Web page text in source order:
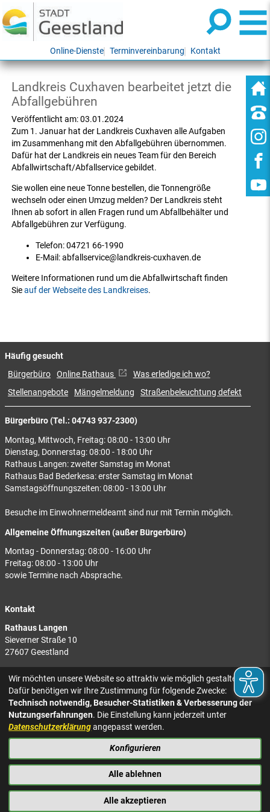
Online-Dienste Terminvereinbarung Kontakt
Landkreis Cuxhaven bearbeitet jetzt die
Abfallgebühren
Veröffentlicht am:03.01.2024
Zum 1. Januar hat der Landkreis Cuxhaven alle Aufgaben
im Zusammenhang mit den Abfallgebühren übernommen.
Dafür hat der Landkreis ein neues Team für den Bereich
Abfallwirtschaft/Abfallservice gebildet.
Sie wollen eine neue Tonne bestellen, die Tonnengröße
wechseln oder einen Umzug melden? Der Landkreis steht
Ihnen ab sofort in allen Fragen rund um Abfallbehälter und
Abfallgebühren zur Verfügung.
Telefon: 04721 66-1990
E-Mail: abfallservice@landkreis-cuxhaven.de
Weitere Informationen rund um die Abfallwirtschaft finden
Sieauf der Webseite des Landkreises.
Bürgerbüro (Tel.: 04743 937-2300)
Montag, Mittwoch, Freitag: 08:00 - 13:00 Uhr
Dienstag, Donnerstag: 08:00 - 18:00 Uhr
Rathaus Langen: zweiter Samstag im Monat
Rathaus Bad Bederkesa: erster Samstag im Monat
Samstagsöffnungszeiten: 08:00 - 13:00 Uhr
Besuche im Einwohnermeldeamt sind nur mit Termin möglich.
Allgemeine Öffnungszeiten (außer Bürgerbüro)
Montag - Donnerstag: 08:00 - 16:00 Uhr
Freitag: 08:00 - 13:00 Uhr
sowie Termine nach Absprache.
Kontakt
Rathaus Langen
Sieverner Straße 10
27607 Geestland
Rathaus Bad Bederkesa
Am Markt 8
27624 Geestland
Tel.: 04743 937-2300
Häufig gesucht
Bürgerbüro Online Rathaus
Was erledige ich wo?
Stellenangebote
Mängelmeldung Straßenbeleuchtung defekt
KONTAKT
IMPRESSUM
DATENSCHUTZ
BARRIEREFREIHEIT
NACH OBEN
Wir möchten unsere Website so attraktiv wie möglich gestalten.
Dafür benötigen wir Ihre Zustimmung für folgende Zwecke:
Technisch notwendig, Besucher-Statistiken & Verbesserung der
Nutzungserfahrungen. Die Einstellung kann jederzeit unter
Datenschutzerklärungangepasst werden.
Konfigurieren
Alle ablehnen
Alle akzeptieren